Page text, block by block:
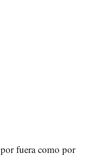
fuera como por